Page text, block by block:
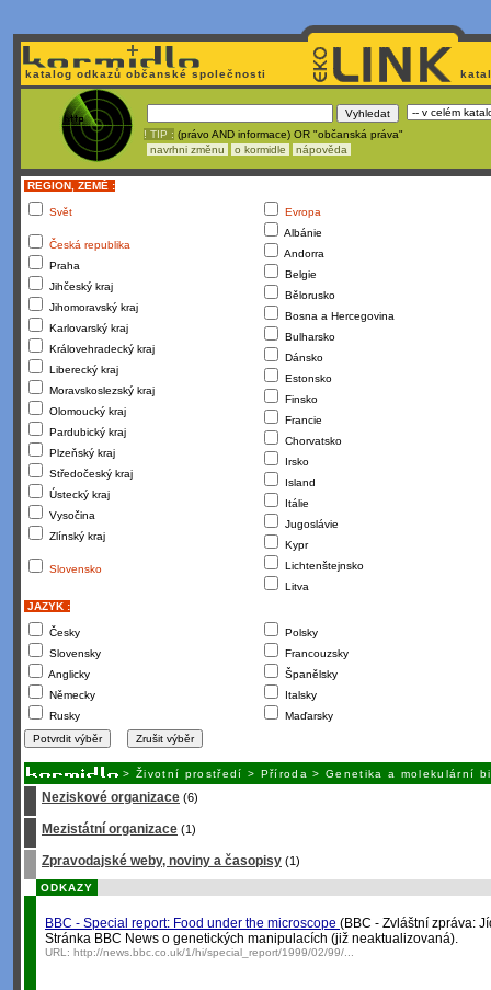
katalog odkazů občanské společnosti
! TIP : (právo AND informace) OR "občanská práva"
navrhni změnu
o kormidle nápověda
REGION, ZEMĚ :
Svět
Česká republika
Praha
Jihčeský kraj
Jihomoravský kraj
Karlovarský kraj
Královehradecký kraj
Liberecký kraj
Moravskoslezský kraj
Olomoucký kraj
Pardubický kraj
Plzeňský kraj
Středočeský kraj
Ústecký kraj
Vysočina
Zlínský kraj
Slovensko
Evropa
Albánie
Andorra
Belgie
Bělorusko
Bosna a Hercegovina
Bulharsko
Dánsko
Estonsko
Finsko
Francie
Chorvatsko
Irsko
Island
Itálie
Jugoslávie
Kypr
Lichtenštejnsko
Litva
JAZYK :
Česky
Slovensky
Anglicky
Německy
Rusky
Polsky
Francouzsky
Španělsky
Italsky
Maďarsky
> Životní prostředí > Příroda >Genetika a molekulární
Neziskové organizace (6)
Mezistátní organizace (1)
Zpravodajské weby, noviny a časopisy (1)
ODKAZY
BBC - Special report: Food under the microscope (BBC - Zvláštní zpráva:
Stránka BBC News o genetických manipulacích (již neaktualizovaná).
URL: http://news.bbc.co.uk/1/hi/special_report/1999/02/99/...